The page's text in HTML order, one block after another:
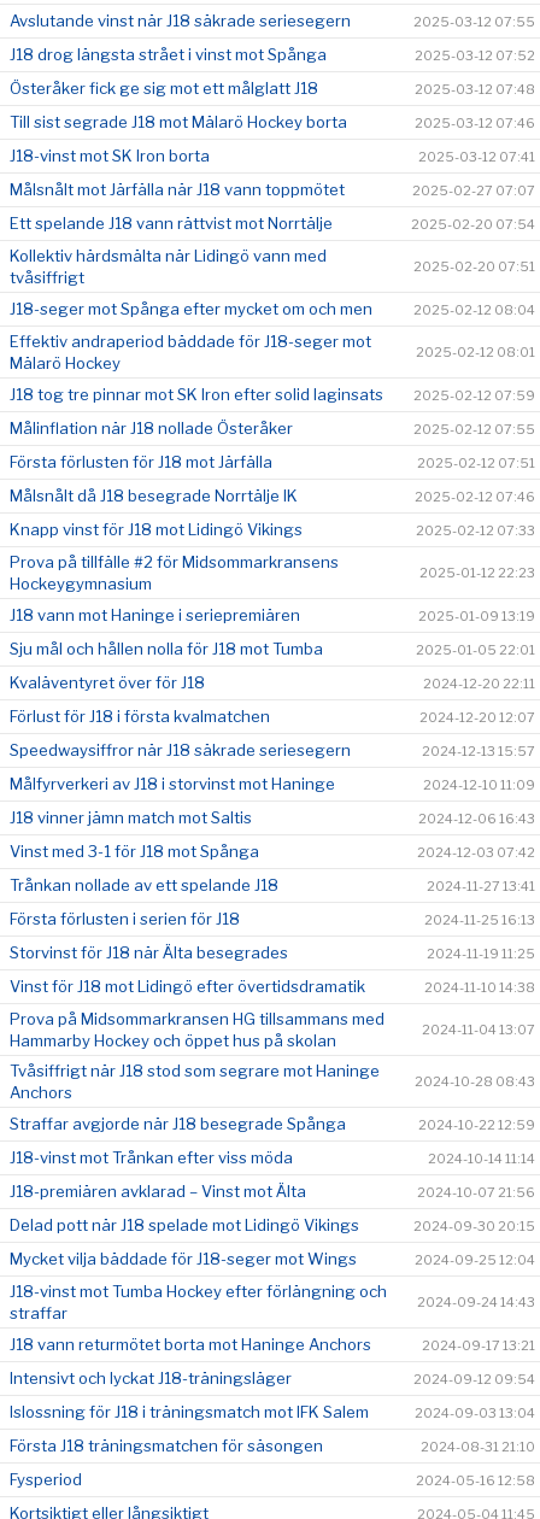
Avslutande vinst när J18 säkrade seriesegern 2025-03-12 07:55
J18 drog längsta strået i vinst mot Spånga 2025-03-12 07:52
Österåker fick ge sig mot ett målglatt J18 2025-03-12 07:48
Till sist segrade J18 mot Mälarö Hockey borta 2025-03-12 07:46
J18-vinst mot SK Iron borta 2025-03-12 07:41
Målsnålt mot Järfälla när J18 vann toppmötet 2025-02-27 07:07
Ett spelande J18 vann rättvist mot Norrtälje 2025-02-20 07:54
Kollektiv härdsmälta när Lidingö vann med
tvåsiffrigt
2025-02-20 07:51
J18-seger mot Spånga efter mycket om och men 2025-02-12 08:04
Effektiv andraperiod bäddade för J18-seger mot
Mälarö Hockey
2025-02-12 08:01
J18 tog tre pinnar mot SK Iron efter solid laginsats 2025-02-12 07:59
Målinflation när J18 nollade Österåker 2025-02-12 07:55
Första förlusten för J18 mot Järfälla 2025-02-12 07:51
Målsnålt då J18 besegrade Norrtälje IK 2025-02-12 07:46
Knapp vinst för J18 mot Lidingö Vikings 2025-02-12 07:33
Prova på tillfälle #2 för Midsommarkransens
Hockeygymnasium
2025-01-12 22:23
J18 vann mot Haninge i seriepremiären 2025-01-09 13:19
Sju mål och hållen nolla för J18 mot Tumba 2025-01-05 22:01
Kvaläventyret över för J18 2024-12-20 22:11
Förlust för J18 i första kvalmatchen 2024-12-20 12:07
Speedwaysiffror när J18 säkrade seriesegern 2024-12-13 15:57
Målfyrverkeri av J18 i storvinst mot Haninge 2024-12-10 11:09
J18 vinner jämn match mot Saltis 2024-12-06 16:43
Vinst med 3-1 för J18 mot Spånga 2024-12-03 07:42
Trånkan nollade av ett spelande J18 2024-11-27 13:41
Första förlusten i serien för J18 2024-11-25 16:13
Storvinst för J18 när Älta besegrades 2024-11-19 11:25
Vinst för J18 mot Lidingö efter övertidsdramatik 2024-11-10 14:38
Prova på Midsommarkransen HG tillsammans med
Hammarby Hockey och öppet hus på skolan
2024-11-04 13:07
Tvåsiffrigt när J18 stod som segrare mot Haninge
Anchors
2024-10-28 08:43
Straffar avgjorde när J18 besegrade Spånga 2024-10-22 12:59
J18-vinst mot Trånkan efter viss möda 2024-10-14 11:14
J18-premiären avklarad – Vinst mot Älta 2024-10-07 21:56
Delad pott när J18 spelade mot Lidingö Vikings 2024-09-30 20:15
Mycket vilja bäddade för J18-seger mot Wings 2024-09-25 12:04
J18-vinst mot Tumba Hockey efter förlängning och
straffar
2024-09-24 14:43
J18 vann returmötet borta mot Haninge Anchors 2024-09-17 13:21
Intensivt och lyckat J18-träningsläger 2024-09-12 09:54
Islossning för J18 i träningsmatch mot IFK Salem 2024-09-03 13:04
Första J18 träningsmatchen för säsongen 2024-08-31 21:10
Fysperiod 2024-05-16 12:58
Kortsiktigt eller långsiktigt 2024-05-04 11:45